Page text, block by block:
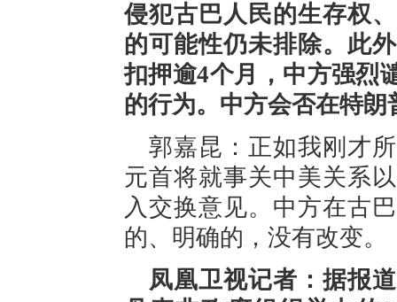
侵犯古巴人民的生存权
的可能性仍未排除。此
扣押逾4个月，中方强烈
的行为。中方会否在特
郭嘉昆：正如我刚才
元首将就事关中美关系
入交换意见。中方在古
的、明确的，没有改变。
凤凰卫视记者：据报